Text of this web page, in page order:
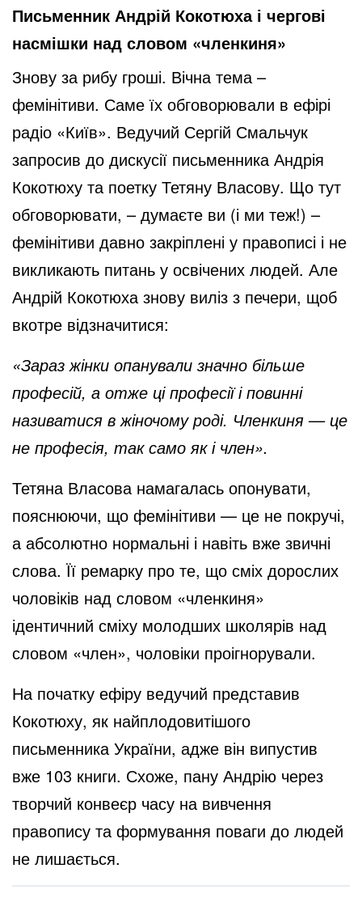
Письменник Андрій Кокотюха і чергові
насмішки над словом «членкиня»
Знову за рибу гроші. Вічна тема –
фемінітиви. Саме їх обговорювали в ефірі
радіо «Київ». Ведучий Сергій Смальчук
запросив до дискусії письменника Андрія
Кокотюху та поетку Тетяну Власову. Що тут
обговорювати, – думаєте ви (і ми теж!) –
фемінітиви давно закріплені у правописі і не
викликають питань у освічених людей. Але
Андрій Кокотюха знову виліз з печери, щоб
вкотре відзначитися:
«Зараз жінки опанували значно більше
професій, а отже ці професії і повинні
називатися в жіночому роді. Членкиня — це
не професія, так само як і член».
Тетяна Власова намагалась опонувати,
пояснюючи, що фемінітиви — це не покручі,
а абсолютно нормальні і навіть вже звичні
слова. Її ремарку про те, що сміх дорослих
чоловіків над словом «членкиня»
ідентичний сміху молодших школярів над
словом «член», чоловіки проігнорували.
На початку ефіру ведучий представив
Кокотюху, як найплодовитішого
письменника України, адже він випустив
вже 103 книги. Схоже, пану Андрію через
творчий конвеєр часу на вивчення
правопису та формування поваги до людей
не лишається.